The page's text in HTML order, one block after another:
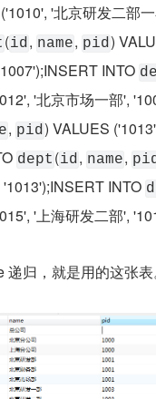
'北京研发二部
(id, name, pid)
INTO
'北京市场一部',
, pid) VALUES
dept (id, name,
INTO
'上海研发二部',
归，就是用的这张表